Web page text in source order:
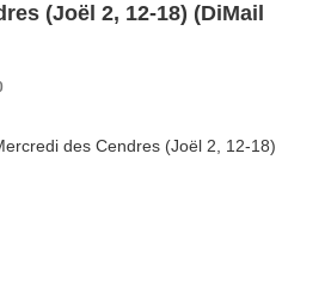
(Joël 2, 12-18) (DiMail